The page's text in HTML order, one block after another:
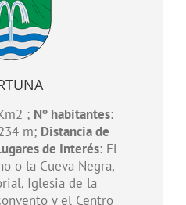
; Nº habitantes:
m; Distancia de
de Interés: El
o la Cueva Negra,
Iglesia de la
y el Centro